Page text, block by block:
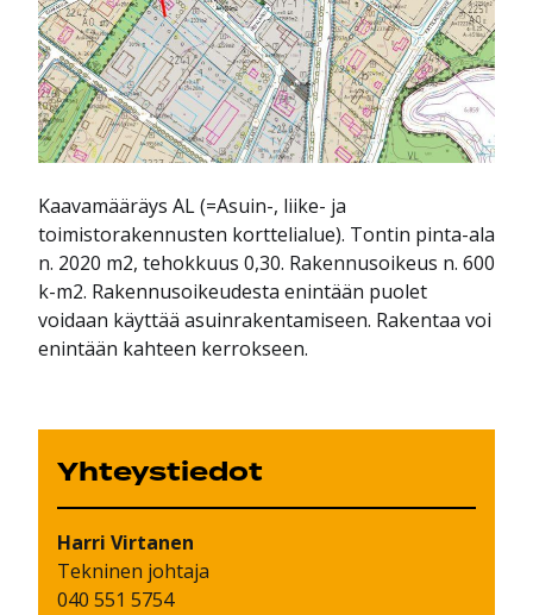
Kaavamääräys AL (=Asuin-, liike- ja
toimistorakennusten korttelialue). Tontin pinta-ala
n. 2020 m2, tehokkuus 0,30. Rakennusoikeus n. 600
k-m2. Rakennusoikeudesta enintään puolet
voidaan käyttää asuinrakentamiseen. Rakentaa voi
enintään kahteen kerrokseen.
Yhteystiedot
Harri Virtanen
Tekninen johtaja
040 551 5754